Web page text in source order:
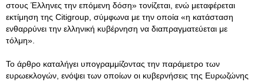
στους Έλληνες την επόμενη δόση» τονίζεται, ενώ μεταφέρεται
εκτίμηση της Citigroup, σύμφωνα με την οποία «η κατάσταση
ενθαρρύνει την ελληνική κυβέρνηση να διαπραγματεύεται με
τόλμη».
Το άρθρο καταλήγει υπογραμμίζοντας την παράμετρο των
ευρωεκλογών, ενόψει των οποίων οι κυβερνήσεις της Ευρωζώνης